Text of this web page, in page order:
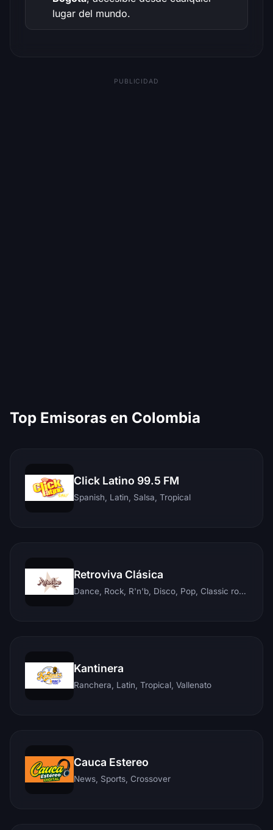
lugar del mundo.
PUBLICIDAD
Top Emisoras en Colombia
Click Latino 99.5 FM
Spanish, Latin, Salsa, Tropical
Retroviva Clásica
Dance, Rock, R'n'b, Disco, Pop, Classic rock, Techno, Reggae
Kantinera
Ranchera, Latin, Tropical, Vallenato
Cauca Estereo
News, Sports, Crossover